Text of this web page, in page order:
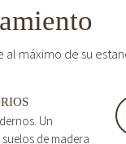
máximo de su
Un
de madera